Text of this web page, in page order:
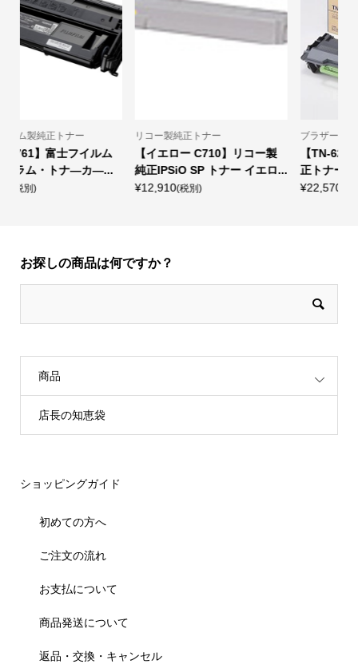
ロ...
ブラザー製純正トナー
【TN-62JXL】ブラザー製純
正トナーカートリッジ TN-6...
キャノン製純正トナー
【CRG-046HMAG】キヤノン
製純正トナーカートリッジ ...
お探しの商品は何ですか？
商品
店長の知恵袋
ショッピングガイド
初めての方へ
ご注文の流れ
お支払について
商品発送について
返品・交換・キャンセル